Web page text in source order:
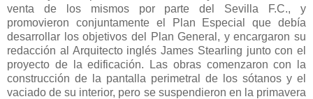
venta de los mismos por parte del Sevilla F.C., y
promovieron conjuntamente el Plan Especial que debía
desarrollar los objetivos del Plan General, y encargaron su
redacción al Arquitecto inglés James Stearling junto con el
proyecto de la edificación. Las obras comenzaron con la
construcción de la pantalla perimetral de los sótanos y el
vaciado de su interior, pero se suspendieron en la primavera